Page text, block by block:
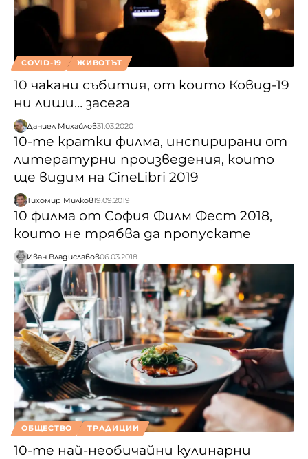
COVID-19 ЖИВОТЪТ
10 чакани събития, от които Ковид-19
ни лиши… засега
Даниел Михайлов31.03.2020
10-те кратки филма, инспирирани от
литературни произведения, които
ще видим на CineLibri 2019
Тихомир Милков19.09.2019
10 филма от София Филм Фест 2018,
които не трябва да пропускате
Иван Владиславов06.03.2018
ОБЩЕСТВО ТРАДИЦИИ
10-те най-необичайни кулинарни